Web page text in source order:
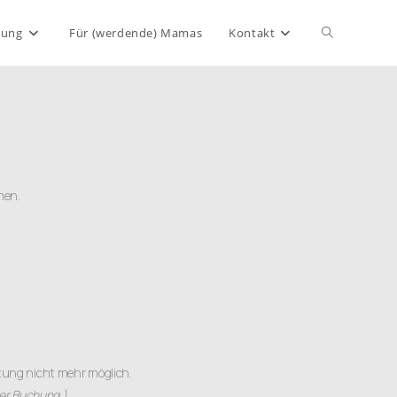
Für (werdende) Mamas Kontakt
nicht mehr möglich.